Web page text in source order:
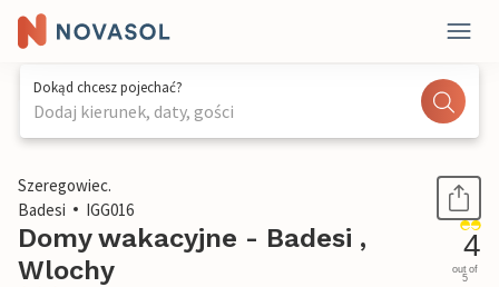
Dokąd chcesz pojechać?
Dodaj kierunek, daty, gości
1 / 22
Szeregowiec.
Badesi
IGG016
Domy wakacyjne - Badesi ,
Wlochy
4
out of
5